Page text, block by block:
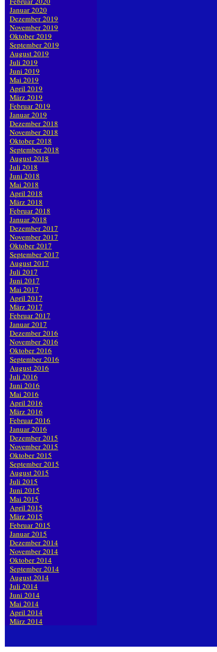
Januar 2020
Dezember 2019
November 2019
Oktober 2019
September 2019
August 2019
Juli 2019
Juni 2019
Mai 2019
April 2019
März 2019
Februar 2019
Januar 2019
Dezember 2018
November 2018
Oktober 2018
September 2018
August 2018
Juli 2018
Juni 2018
Mai 2018
April 2018
März 2018
Februar 2018
Januar 2018
Dezember 2017
November 2017
Oktober 2017
September 2017
August 2017
Juli 2017
Juni 2017
Mai 2017
April 2017
März 2017
Februar 2017
Januar 2017
Dezember 2016
November 2016
Oktober 2016
September 2016
August 2016
Juli 2016
Juni 2016
Mai 2016
April 2016
März 2016
Februar 2016
Januar 2016
Dezember 2015
November 2015
Oktober 2015
September 2015
August 2015
Juli 2015
Juni 2015
Mai 2015
April 2015
März 2015
Februar 2015
Januar 2015
Dezember 2014
November 2014
Oktober 2014
September 2014
August 2014
Juli 2014
Juni 2014
Mai 2014
April 2014
März 2014